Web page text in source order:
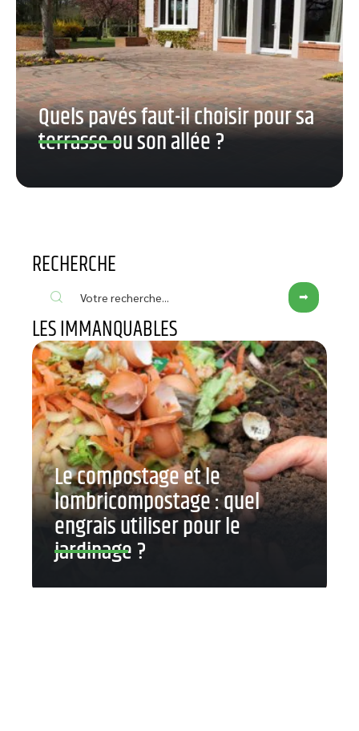
Quels pavés faut-il choisir pour sa
terrasse ou son allée ?
RECHERCHE
LES IMMANQUABLES
Le compostage et le
lombricompostage : quel
engrais utiliser pour le
jardinage ?